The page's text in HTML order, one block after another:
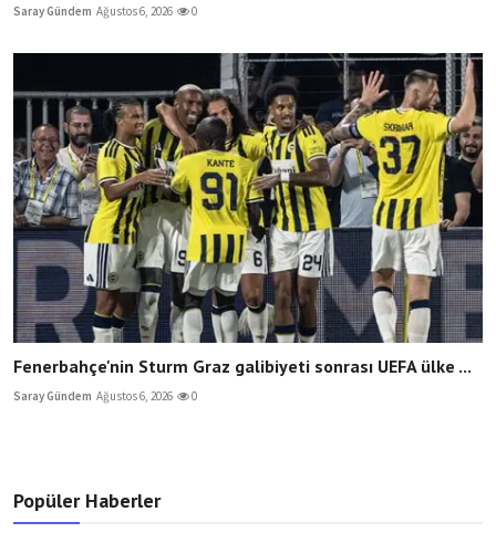
Saray Gündem Ağustos 6, 2026 0
Fenerbahçe'nin Sturm Graz galibiyeti sonrası UEFA ülke ...
Saray Gündem Ağustos 6, 2026 0
Popüler Haberler